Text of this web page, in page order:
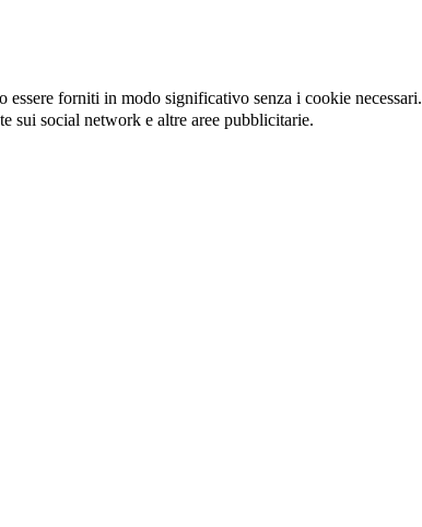
essere forniti in modo significativo senza i cookie necessari.
sui social network e altre aree pubblicitarie.